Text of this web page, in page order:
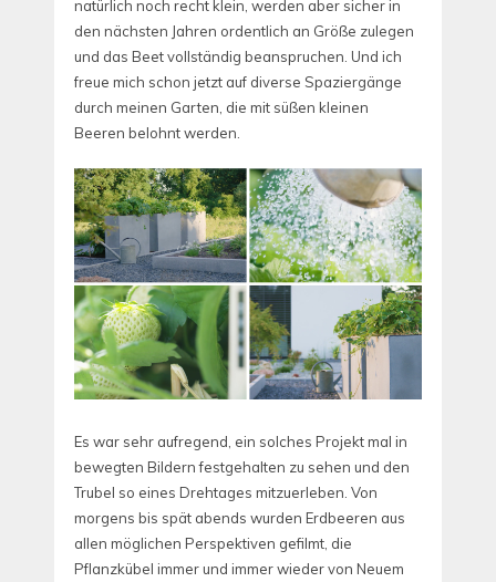
natürlich noch recht klein, werden aber sicher in
den nächsten Jahren ordentlich an Größe zulegen
und das Beet vollständig beanspruchen. Und ich
freue mich schon jetzt auf diverse Spaziergänge
durch meinen Garten, die mit süßen kleinen
Beeren belohnt werden.
Es war sehr aufregend, ein solches Projekt mal in
bewegten Bildern festgehalten zu sehen und den
Trubel so eines Drehtages mitzuerleben. Von
morgens bis spät abends wurden Erdbeeren aus
allen möglichen Perspektiven gefilmt, die
Pflanzkübel immer und immer wieder von Neuem